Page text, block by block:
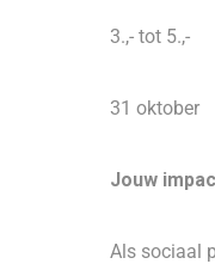
3.,- tot 5.,-
31 oktober
Jouw
Als sociaal